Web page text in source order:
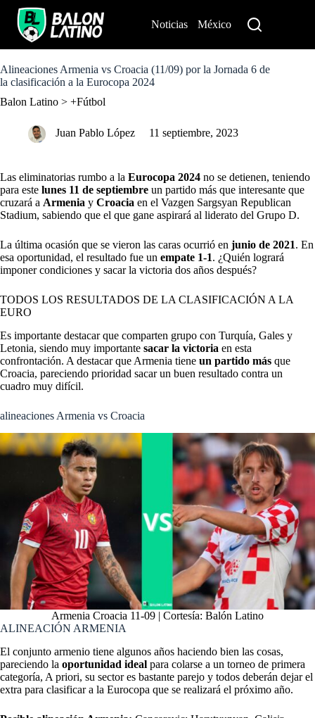
o
c
n
Noticias México
Alineaciones Armenia vs Croacia (11/09) por la Jornada 6 de
la clasificación a la Eurocopa 2024
Balon Latino > +Fútbol
Juan Pablo López 11 septiembre, 2023
Las eliminatorias rumbo a la Eurocopa 2024 no se detienen, teniendo
para este lunes 11 de septiembre un partido más que interesante que
cruzará a Armenia y Croacia en el Vazgen Sargsyan Republican
Stadium, sabiendo que el que gane aspirará al liderato del Grupo D.
La última ocasión que se vieron las caras ocurrió en junio de 2021. En
esa oportunidad, el resultado fue un empate 1-1. ¿Quién logrará
imponer condiciones y sacar la victoria dos años después?
TODOS LOS RESULTADOS DE LA CLASIFICACIÓN A LA
EURO
Es importante destacar que comparten grupo con Turquía, Gales y
Letonia, siendo muy importante sacar la victoria en esta
confrontación. A destacar que Armenia tiene un partido más que
Croacia, pareciendo prioridad sacar un buen resultado contra un
cuadro muy difícil.
alineaciones Armenia vs Croacia
Armenia Croacia 11-09 | Cortesía: Balón Latino
ALINEACIÓN ARMENIA
El conjunto armenio tiene algunos años haciendo bien las cosas,
pareciendo la oportunidad ideal para colarse a un torneo de primera
categoría, A priori, su sector es bastante parejo y todos deberán dejar el
extra para clasificar a la Eurocopa que se realizará el próximo año.